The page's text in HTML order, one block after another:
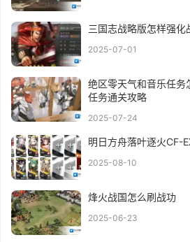
三国志战略版怎样强化
2025-07-01
绝区零天气和音乐任
任务通关攻略
2025-07-24
明日方舟落叶逐火CF-
2025-08-10
烽火战国怎么刷战功
2025-06-23